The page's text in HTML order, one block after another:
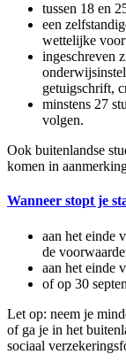
tussen 18 en
een
wettelijke
ingeschreven
getuigschrift,
minstens 27
volgen.
Ook buitenlandse
komen in
Wanneer stopt je
aan het einde
de
aan het einde
of op 30
Let op: neem je
of ga je in het
sociaal